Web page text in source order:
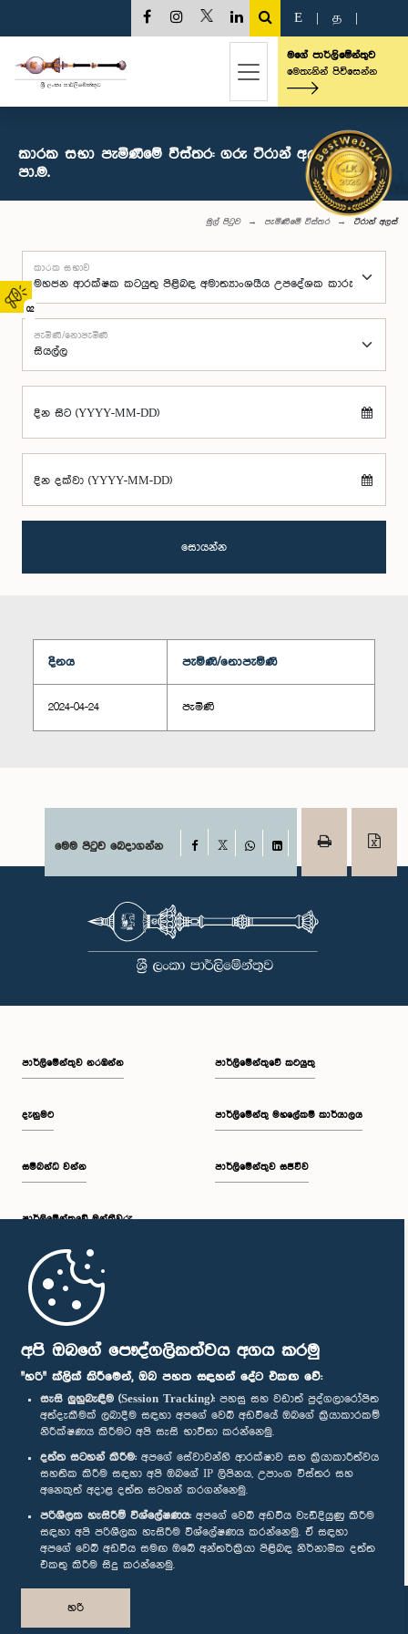
අපි ඔබගේ පෞද්ගලිකත්වය අගය කරමු
"හරි" ක්ලික් කිරීමෙන්, ඔබ පහත සඳහන් දේට එකඟ වේ:
සැසි ලුහුබැඳීම (Session Tracking): පහසු සහ වඩාත් පුද්ගලාරෝපිත
අත්දැකීමක් ලබාදීම සඳහා අපගේ වෙබ් අඩවියේ ඔබගේ ක්‍රියාකාරකම්
නිරීක්ෂණය කිරීමට අපි සැසි භාවිතා කරන්නෙමු.
දත්ත සටහන් කිරීම: අපගේ සේවාවන්හි ආරක්ෂාව සහ ක්‍රියාකාරීත්වය
සහතික කිරීම සඳහා අපි ඔබගේ IP ලිපිනය, උපාංග විස්තර සහ
අනෙකුත් අදාළ දත්ත සටහන් කරගන්නෙමු.
පරිශීලක හැසිරීම් විශ්ලේෂණය: අපගේ වෙබ් අඩවිය වැඩිදියුණු කිරීම
සඳහා අපි පරිශීලක හැසිරීම විශ්ලේෂණය කරන්නෙමු. ඒ සඳහා
අපගේ වෙබ් අඩවිය සමඟ ඔබේ අන්තර්ක්‍රියා පිළිබඳ නිර්නාමික දත්ත
එකතු කිරීම සිදු කරන්නෙමු.
හරි
02
E த
මගේ පාර්ලිමේන්තුව
මෙතැනින් පිවිසෙන්න
කාරක සභා පැමිණීමේ විස්තර: ගරු ටිරාන් අලස් මහතා,
පා.ම.
මුල් පිටුව පැමිණීමේ විස්තර ටිරාන් අලස්
කාරක සභාව
පැමිණි/නොපැමිණි
දින සිට (YYYY-MM-DD)
දින දක්වා (YYYY-MM-DD)
සොයන්න
දිනය පැමිණි/නොපැමිණි
2024-04-24 පැමිණි
මෙම පිටුව බෙදාගන්න Facebook
WhatsAppLinkedIn
පාර්ලි‌මේන්තුව නරඹන්න
දැනුමට
සම්බන්ධ වන්න
පාර්ලි‌මේන්තුවේ මන්ත්‍රීවරු
මුල් පිටුව
පාර්ලිමේන්තුවේ කටයුතු
පාර්ලිමේන්තු මහලේකම් කාර්යාලය
පාර්ලිමේන්තුව සජීවීව
පාර්ලිමේන්තු ජංගම යෙදුම
අප හා සම්බන්ධ වී සිටින්න :
සම්මාන
පෞද්ගලිකත්ව ප්‍රතිපත්තිය